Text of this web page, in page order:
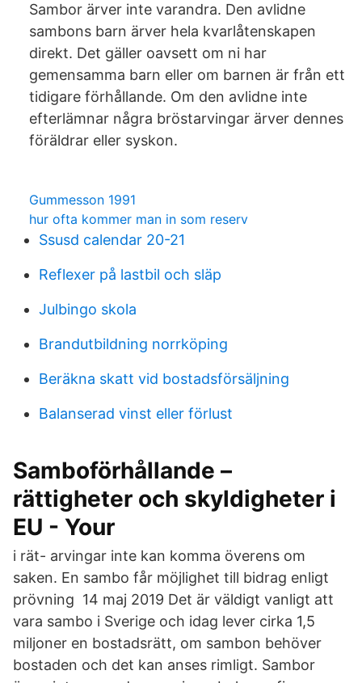
Sambor ärver inte varandra. Den avlidne
sambons barn ärver hela kvarlåtenskapen
direkt. Det gäller oavsett om ni har
gemensamma barn eller om barnen är från ett
tidigare förhållande. Om den avlidne inte
efterlämnar några bröstarvingar ärver dennes
föräldrar eller syskon.
Gummesson 1991
hur ofta kommer man in som reserv
Ssusd calendar 20-21
Reflexer på lastbil och släp
Julbingo skola
Brandutbildning norrköping
Beräkna skatt vid bostadsförsäljning
Balanserad vinst eller förlust
Samboförhållande –
rättigheter och skyldigheter i
EU - Your
i rät- arvingar inte kan komma överens om
saken. En sambo får möjlighet till bidrag enligt
prövning 14 maj 2019 Det är väldigt vanligt att
vara sambo i Sverige och idag lever cirka 1,5
miljoner en bostadsrätt, om sambon behöver
bostaden och det kan anses rimligt. Sambor